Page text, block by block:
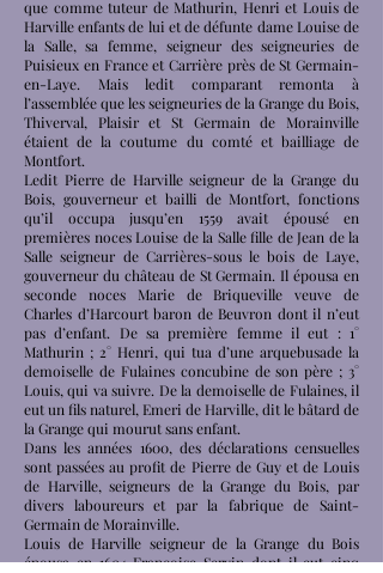
que comme tuteur de Mathurin, Henri et Louis de
Harville enfants de lui et de défunte dame Louise de
la Salle, sa femme, seigneur des seigneuries de
Puisieux en France et Carrière près de St Germain-
en-Laye. Mais ledit comparant remonta à
l’assemblée que les seigneuries de la Grange du Bois,
Thiverval, Plaisir et St Germain de Morainville
étaient de la coutume du comté et bailliage de
Montfort.
Ledit Pierre de Harville seigneur de la Grange du
Bois, gouverneur et bailli de Montfort, fonctions
qu’il occupa jusqu’en 1559 avait épousé en
premières noces Louise de la Salle fille de Jean de la
Salle seigneur de Carrières-sous le bois de Laye,
gouverneur du château de St Germain. Il épousa en
seconde noces Marie de Briqueville veuve de
Charles d’Harcourt baron de Beuvron dont il n’eut
pas d’enfant. De sa première femme il eut : 1°
Mathurin ; 2° Henri, qui tua d’une arquebusade la
demoiselle de Fulaines concubine de son père ; 3°
Louis, qui va suivre. De la demoiselle de Fulaines, il
eut un fils naturel, Emeri de Harville, dit le bâtard de
la Grange qui mourut sans enfant.
Dans les années 1600, des déclarations censuelles
sont passées au profit de Pierre de Guy et de Louis
de Harville, seigneurs de la Grange du Bois, par
divers laboureurs et par la fabrique de Saint-
Germain de Morainville.
Louis de Harville seigneur de la Grange du Bois
épousa en 1604 Françoise Servin dont il eut cinq